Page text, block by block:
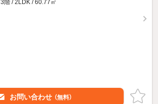
3階 / 2LDK / 60.77㎡
お問い合わせ （無料）